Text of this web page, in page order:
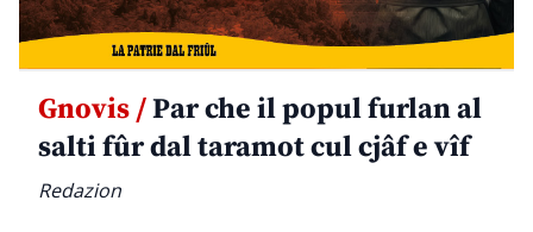
Gnovis /Par che il popul furlan al
salti fûr dal taramot cul cjâf e vîf
Redazion